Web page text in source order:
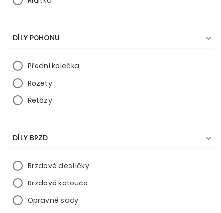
DÍLY POHONU 
Přední kolečka
Rozety
Řetězy
DÍLY BRZD 
Brzdové destičky
Brzdové kotouče
Opravné sady